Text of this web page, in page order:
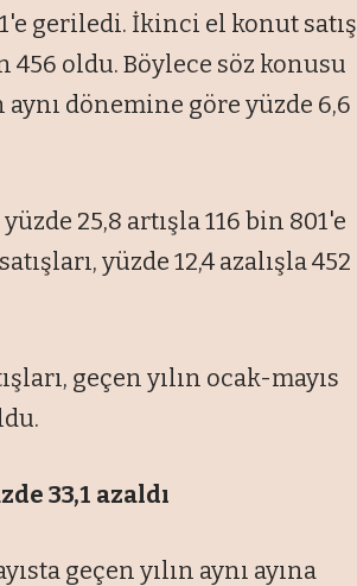
geriledi. İkinci el konut satış
456 oldu. Böylece söz konusu
dönemine göre yüzde 6,6
25,8 artışla 116 bin 801'e
yüzde 12,4 azalışla 452
geçen yılın ocak-mayıs
33,1 azaldı
geçen yılın aynı ayına